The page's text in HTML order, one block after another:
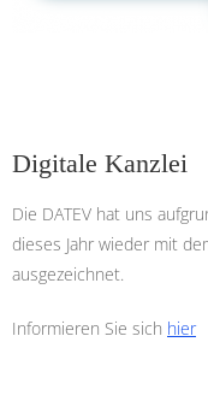
Digitale Kanzlei
Die DATEV hat uns
dieses Jahr wieder mit
ausgezeichnet.
Informieren Sie sich hier